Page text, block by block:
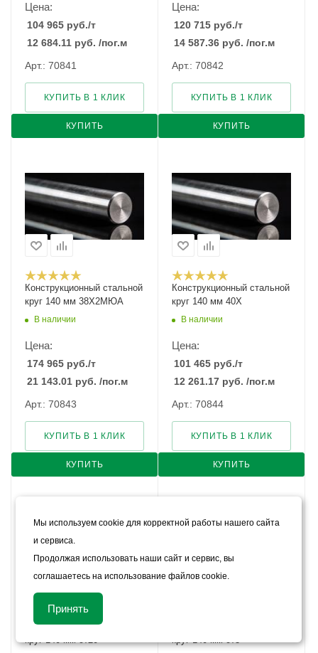
Цена:
104 965 руб./т
12 684.11 руб. /пог.м
Арт.: 70841
КУПИТЬ
КУПИТЬ В 1 КЛИК
Цена:
120 715 руб./т
14 587.36 руб. /пог.м
Арт.: 70842
КУПИТЬ
КУПИТЬ В 1 КЛИК
Конструкционный стальной
круг 140 мм 38Х2МЮА
В наличии
Цена:
174 965 руб./т
21 143.01 руб. /пог.м
Арт.: 70843
КУПИТЬ
КУПИТЬ В 1 КЛИК
Конструкционный стальной
круг 140 мм 40Х
В наличии
Цена:
101 465 руб./т
12 261.17 руб. /пог.м
Арт.: 70844
КУПИТЬ
КУПИТЬ В 1 КЛИК
Конструкционный стальной
круг 140 мм ст20
круг 140 мм ст3
Мы используем cookie для корректной работы нашего сайта
и сервиса.
Продолжая использовать наши сайт и сервис, вы
соглашаетесь на использование файлов cookie.
Принять